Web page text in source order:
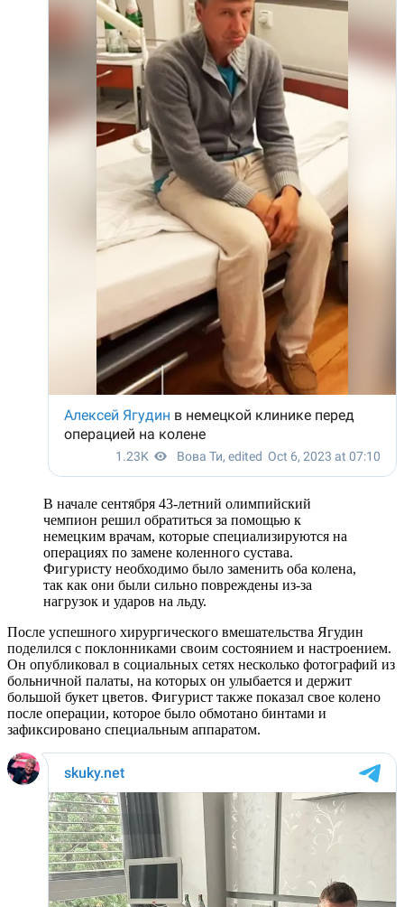
В начале сентября 43-летний олимпийский
чемпион решил обратиться за помощью к
немецким врачам, которые специализируются на
операциях по замене коленного сустава.
Фигуристу необходимо было заменить оба колена,
так как они были сильно повреждены из-за
нагрузок и ударов на льду.
После успешного хирургического вмешательства Ягудин
поделился с поклонниками своим состоянием и настроением.
Он опубликовал в социальных сетях несколько фотографий из
больничной палаты, на которых он улыбается и держит
большой букет цветов. Фигурист также показал свое колено
после операции, которое было обмотано бинтами и
зафиксировано специальным аппаратом.